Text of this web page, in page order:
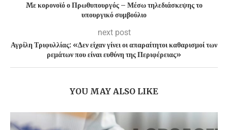
Mε κορονοϊό ο Πρωθυπουργός – Μέσω τηλεδιάσκεψης το
υπουργικό συμβούλιο
next post
Αγρίλη Τριφυλλίας: «Δεν είχαν γίνει οι απαραίτητοι καθαρισμοί των
ρεμάτων που είναι ευθύνη της Περιφέρειας»
YOU MAY ALSO LIKE